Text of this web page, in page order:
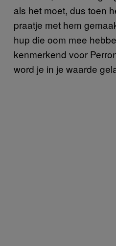
als het moet, dus toen
praatje met hem
hup die oom mee
kenmerkend voor
word je in je waarde